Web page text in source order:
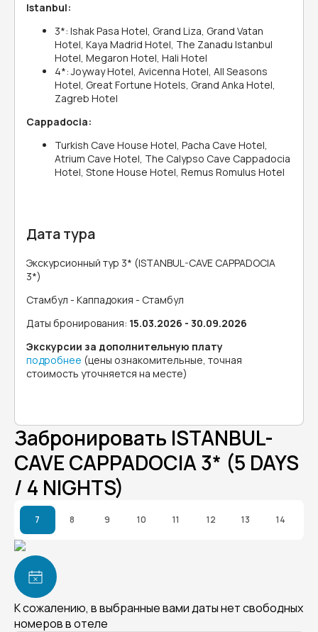
Istanbul:
3*: Ishak Pasa Hotel, Grand Liza, Grand Vatan
Hotel, Kaya Madrid Hotel, The Zanadu Istanbul
Hotel, Megaron Hotel, Hali Hotel
4*: Joyway Hotel, Avicenna Hotel, All Seasons
Hotel, Great Fortune Hotels, Grand Anka Hotel,
Zagreb Hotel
Cappadocia:
Turkish Cave House Hotel, Pacha Cave Hotel,
Atrium Cave Hotel, The Calypso Cave Cappadocia
Hotel, Stone House Hotel, Remus Romulus Hotel
Дата тура
Экскурсионный тур 3* (ISTANBUL-CAVE CAPPADOCIA
3*)
Стамбул - Каппадокия - Стамбул
Даты бронирования: 15.03.2026 - 30.09.2026
Экскурсии за дополнительную плату
подробнее (цены ознакомительные, точная
стоимость уточняется на месте)
Забронировать ISTANBUL-
CAVE CAPPADOCIA 3* (5 DAYS
/ 4 NIGHTS)
7 8 9 10 11 12 13 14
К сожалению, в выбранные вами даты нет свободных
номеров в отеле